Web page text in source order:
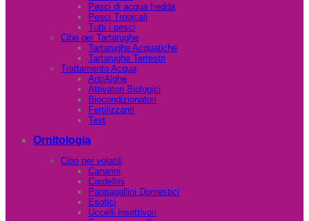
Pesci di acqua fredda
Pesci Tropicali
Tutti i pesci
Cibo per Tartarughe
Tartarughe Acquatiche
Tartarughe Terrestri
Trattamento Acqua
AntiAlghe
Attivatori Biologici
Biocondizionatori
Fertilizzanti
Test
Ornitologia
Cibo per volatili
Canarini
Cardellini
Pappagallini Domestici
Esotici
Uccelli insettivori